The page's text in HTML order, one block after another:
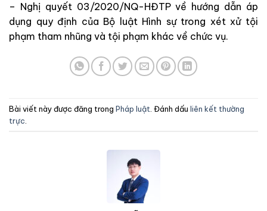
– Nghị quyết 03/2020/NQ-HĐTP về hướng dẫn áp
dụng quy định của Bộ luật Hình sự trong xét xử tội
phạm tham nhũng và tội phạm khác về chức vụ.
Bài viết này được đăng trong Pháp luật . Đánh dấu liên kết thường
trực